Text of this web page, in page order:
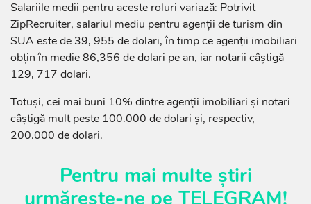
Salariile medii pentru aceste roluri variază: Potrivit
ZipRecruiter, salariul mediu pentru agenţii de turism din
SUA este de 39, 955 de dolari, în timp ce agenţii imobiliari
obţin în medie 86,356 de dolari pe an, iar notarii câştigă
129, 717 dolari.
Totuşi, cei mai buni 10% dintre agenţii imobiliari şi notari
câştigă mult peste 100.000 de dolari şi, respectiv,
200.000 de dolari.
Pentru mai multe știri
urmărește-ne pe TELEGRAM!